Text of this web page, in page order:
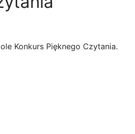
Konkurs Pięknego Czytania.